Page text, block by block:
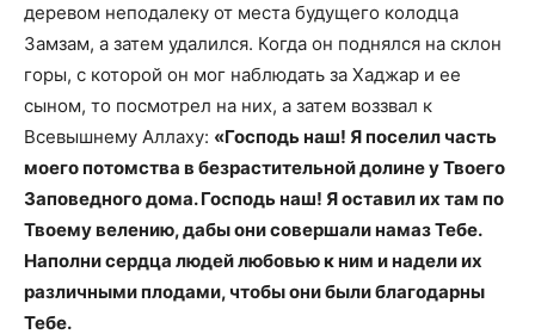
деревом неподалеку от места будущего колодца
Замзам, а затем удалился. Когда он поднялся на склон
горы, с которой он мог наблюдать за Хаджар и ее
сыном, то посмотрел на них, а затем воззвал к
Всевышнему Аллаху: «Господь наш! Я поселил часть
моего потомства в безрастительной долине у Твоего
Заповедного дома. Господь наш! Я оставил их там по
Твоему велению, дабы они совершали намаз Тебе.
Наполни сердца людей любовью к ним и надели их
различными плодами, чтобы они были благодарны
Тебе.